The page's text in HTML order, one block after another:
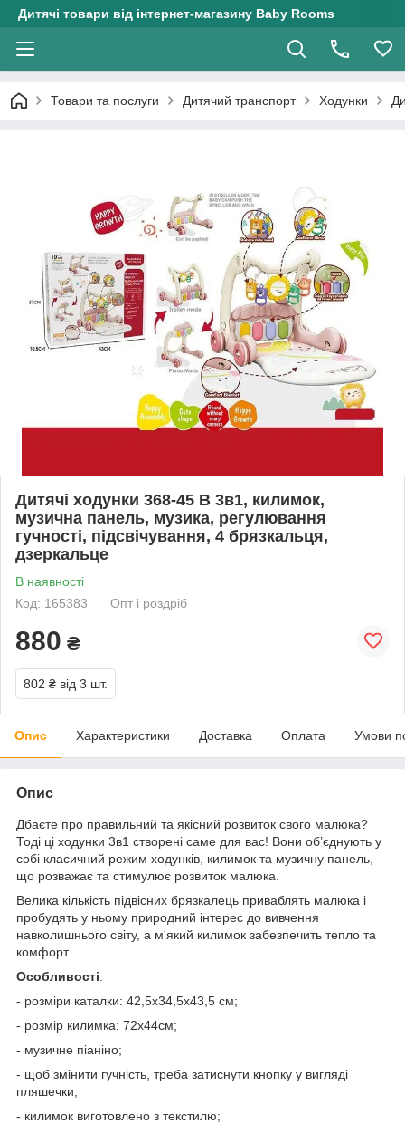
Дитячі товари від інтернет-магазину Baby Rooms
Товари та послуги Дитячий транспорт Ходунки
Дитячі ходунки 368-45 B 3в1, килимок,
музична панель, музика, регулювання
гучності, підсвічування, 4 брязкальця,
дзеркальце
В наявності
Код: 165383
Опт і роздріб
880 ₴
802 ₴ від 3 шт.
Опис Характеристики Доставка Оплата Умови
Опис
Дбаєте про правильний та якісний розвиток свого малюка?
Тоді ці ходунки 3в1 створені саме для вас! Вони об’єднують у
собі класичний режим ходунків, килимок та музичну панель,
що розважає та стимулює розвиток малюка.
Велика кількість підвісних брязкалець приваблять малюка і
пробудять у ньому природний інтерес до вивчення
навколишнього світу, а м'який килимок забезпечить тепло та
комфорт.
Особливості:
- розміри каталки: 42,5х34,5х43,5 см;
- розмір килимка: 72х44см;
- музичне піаніно;
- щоб змінити гучність, треба затиснути кнопку у вигляді
пляшечки;
- килимок виготовлено з текстилю;